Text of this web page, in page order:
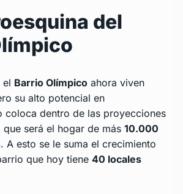
del
el Barrio Olímpico ahora viven
su alto potencial en
coloca dentro de las proyecciones
que será el hogar de más 10.000
. A esto se le suma el crecimiento
que hoy tiene 40 locales